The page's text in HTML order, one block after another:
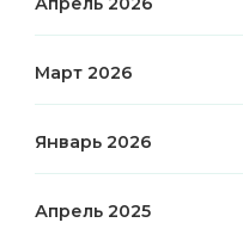
Март 2026
Январь 2026
Апрель 2025